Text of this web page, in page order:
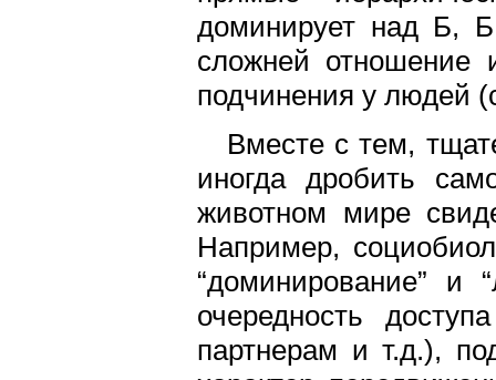
доминирует над
сложней отношение
подчинения у людей
Вместе с тем,
иногда дробить
животном мире
Например,
“доминирование” и
очередность
партнерам и т.д.),